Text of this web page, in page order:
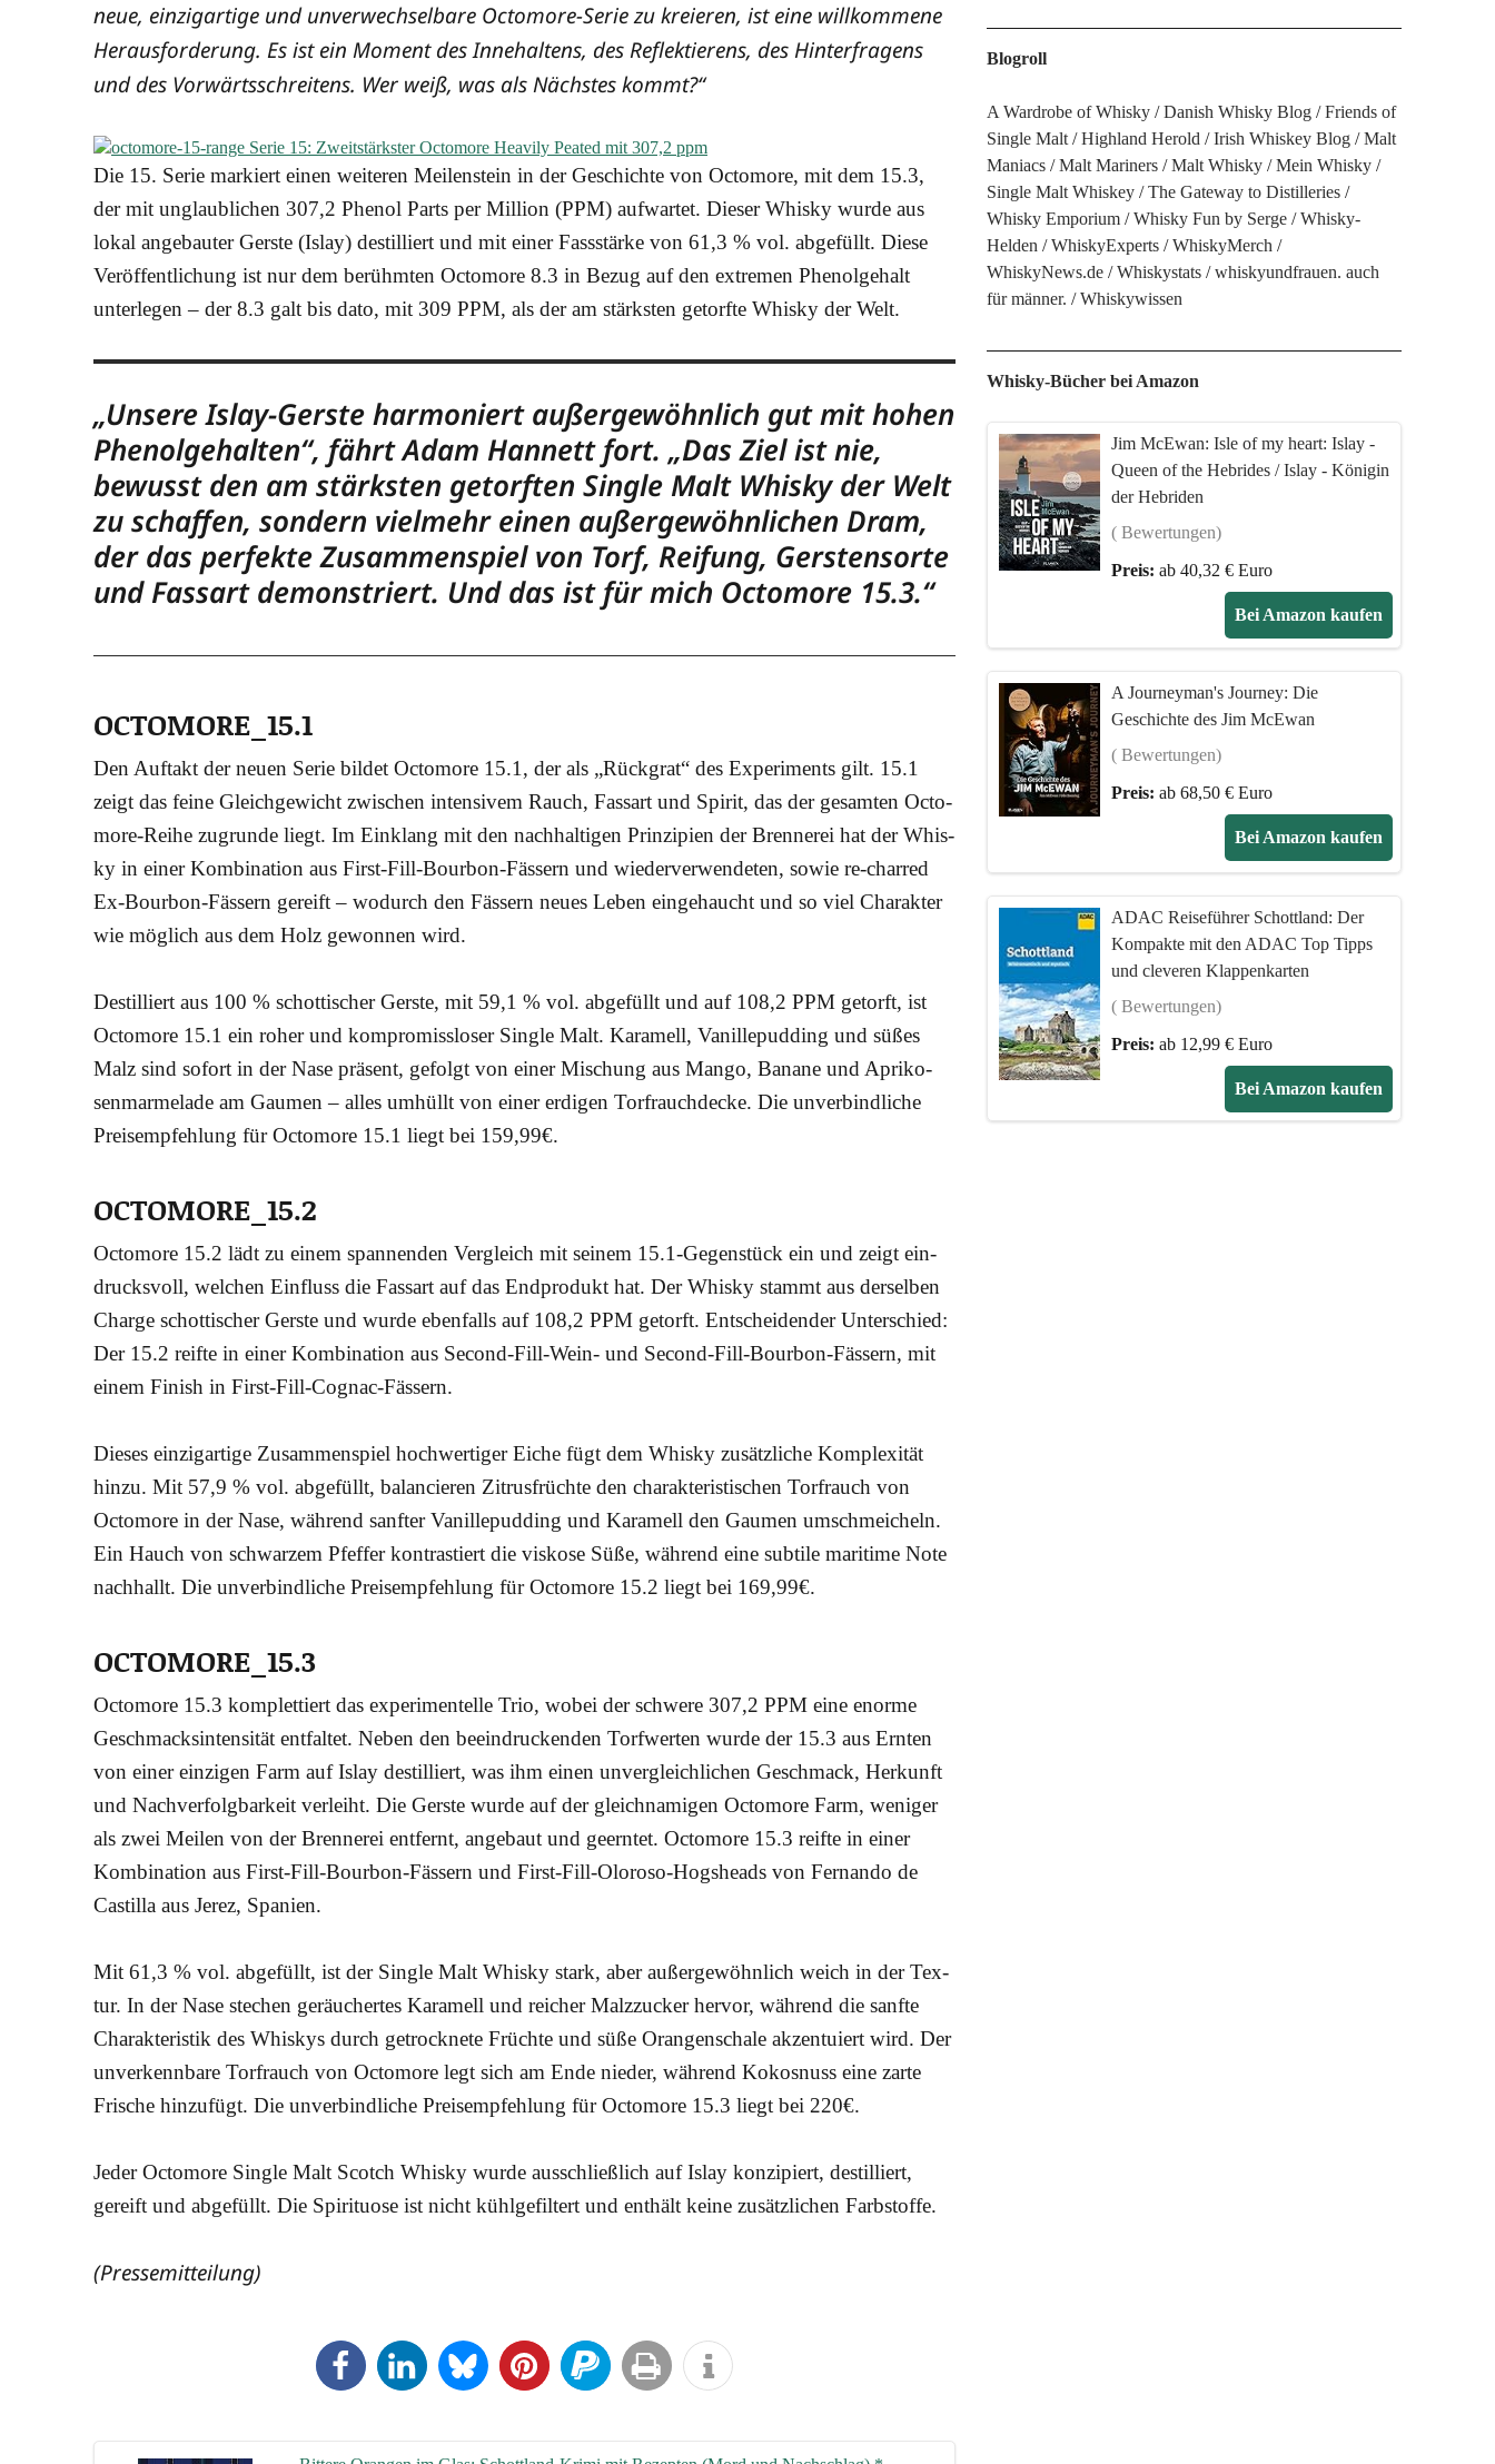
neue, ein­zig­ar­ti­ge und unver­wech­sel­ba­re Octo­mo­re-Serie zu kre­ieren, ist eine will­kom­me­ne
Her­aus­for­de­rung. Es ist ein Moment des Inne­hal­tens, des Reflek­tie­rens, des Hin­ter­fra­gens
und des Vor­wärts­schrei­tens. Wer weiß, was als Nächs­tes kommt?“
Die 15. Serie mar­kiert einen wei­te­ren Mei­len­stein in der Geschich­te von Octo­mo­re, mit dem 15.3,
der mit unglaub­li­chen 307,2 Phe­nol Parts per Mil­li­on (PPM) auf­war­tet. Die­ser Whis­ky wur­de aus
lokal ange­bau­ter Gers­te (Islay) destil­liert und mit einer Fass­stär­ke von 61,3 % vol. abge­füllt. Die­se
Ver­öf­fent­li­chung ist nur dem berühm­ten Octo­mo­re 8.3 in Bezug auf den extre­men Phe­nol­ge­halt
unter­le­gen – der 8.3 galt bis dato, mit 309 PPM, als der am stärks­ten getorf­te Whis­ky der Welt.
„Unse­re Islay-Gers­te har­mo­niert außer­ge­wöhn­lich gut mit hohen
Phe­nol­ge­hal­ten“, fährt Adam Han­nett fort. „Das Ziel ist nie,
bewusst den am stärks­ten getorf­ten Sin­gle Malt Whis­ky der Welt
zu schaf­fen, son­dern viel­mehr einen außer­ge­wöhn­li­chen Dram,
der das per­fek­te Zusam­men­spiel von Torf, Rei­fung, Gers­ten­sor­te
und Fass­art demons­triert. Und das ist für mich Octo­mo­re 15.3.“
OCTOMORE_15.1
Den Auf­takt der neu­en Serie bil­det Octo­mo­re 15.1, der als „Rück­grat“ des Expe­ri­ments gilt. 15.1
zeigt das fei­ne Gleich­ge­wicht zwi­schen inten­si­vem Rauch, Fass­art und Spi­rit, das der gesam­ten Octo­
mo­re-Rei­he zugrun­de liegt. Im Ein­klang mit den nach­hal­ti­gen Prin­zi­pi­en der Bren­ne­rei hat der Whis­
ky in einer Kom­bi­na­ti­on aus First-Fill-Bour­bon-Fäs­sern und wie­der­ver­wen­de­ten, sowie re-char­red
Ex-Bour­bon-Fäs­sern gereift – wodurch den Fäs­sern neu­es Leben ein­ge­haucht und so viel Cha­rak­ter
wie mög­lich aus dem Holz gewon­nen wird.
Destil­liert aus 100 % schot­ti­scher Gers­te, mit 59,1 % vol. abge­füllt und auf 108,2 PPM getorft, ist
Octo­mo­re 15.1 ein roher und kom­pro­miss­lo­ser Sin­gle Malt. Kara­mell, Vanil­le­pud­ding und süßes
Malz sind sofort in der Nase prä­sent, gefolgt von einer Mischung aus Man­go, Bana­ne und Apri­ko­
sen­mar­me­la­de am Gau­men – alles umhüllt von einer erdi­gen Torf­rauch­de­cke. Die unver­bind­li­che
Preis­emp­feh­lung für Octo­mo­re 15.1 liegt bei 159,99€.
OCTOMORE_15.2
Octo­mo­re 15.2 lädt zu einem span­nen­den Ver­gleich mit sei­nem 15.1‑Gegenstück ein und zeigt ein­
drucks­voll, wel­chen Ein­fluss die Fass­art auf das End­pro­dukt hat. Der Whis­ky stammt aus der­sel­ben
Char­ge schot­ti­scher Gers­te und wur­de eben­falls auf 108,2 PPM getorft. Ent­schei­den­der Unter­schied:
Der 15.2 reif­te in einer Kom­bi­na­ti­on aus Second-Fill-Wein- und Second-Fill-Bour­bon-Fäs­sern, mit
einem Finish in First-Fill-Cognac-Fässern.
Die­ses ein­zig­ar­ti­ge Zusam­men­spiel hoch­wer­ti­ger Eiche fügt dem Whis­ky zusätz­li­che Kom­ple­xi­tät
hin­zu. Mit 57,9 % vol. abge­füllt, balan­cie­ren Zitrus­früch­te den cha­rak­te­ris­ti­schen Torf­rauch von
Octo­mo­re in der Nase, wäh­rend sanf­ter Vanil­le­pud­ding und Kara­mell den Gau­men umschmei­cheln.
Ein Hauch von schwar­zem Pfef­fer kon­tras­tiert die vis­ko­se Süße, wäh­rend eine sub­ti­le mari­ti­me Note
nach­hallt. Die unver­bind­li­che Preis­emp­feh­lung für Octo­mo­re 15.2 liegt bei 169,99€.
OCTOMORE_15.3
Octo­mo­re 15.3 kom­plet­tiert das expe­ri­men­tel­le Trio, wobei der schwe­re 307,2 PPM eine enor­me
Geschmacks­in­ten­si­tät ent­fal­tet. Neben den beein­dru­cken­den Torf­wer­ten wur­de der 15.3 aus Ern­ten
von einer ein­zi­gen Farm auf Islay destil­liert, was ihm einen unver­gleich­li­chen Geschmack, Her­kunft
und Nach­ver­folg­bar­keit ver­leiht. Die Gers­te wur­de auf der gleich­na­mi­gen Octo­mo­re Farm, weni­ger
als zwei Mei­len von der Bren­ne­rei ent­fernt, ange­baut und geern­tet. Octo­mo­re 15.3 reif­te in einer
Kom­bi­na­ti­on aus First-Fill-Bour­bon-Fäs­sern und First-Fill-Olo­ro­so-Hogs­heads von Fer­nan­do de
Castil­la aus Jerez, Spanien.
Mit 61,3 % vol. abge­füllt, ist der Sin­gle Malt Whis­ky stark, aber außer­ge­wöhn­lich weich in der Tex­
tur. In der Nase ste­chen geräu­cher­tes Kara­mell und rei­cher Malz­zu­cker her­vor, wäh­rend die sanf­te
Cha­rak­te­ris­tik des Whis­kys durch getrock­ne­te Früch­te und süße Oran­gen­scha­le akzen­tu­iert wird. Der
unver­kenn­ba­re Torf­rauch von Octo­mo­re legt sich am Ende nie­der, wäh­rend Kokos­nuss eine zar­te
Fri­sche hin­zu­fügt. Die unver­bind­li­che Preis­emp­feh­lung für Octo­mo­re 15.3 liegt bei 220€.
Jeder Octo­mo­re Sin­gle Malt Scotch Whis­ky wur­de aus­schließ­lich auf Islay kon­zi­piert, destil­liert,
gereift und abge­füllt. Die Spi­ri­tuo­se ist nicht kühl­ge­fil­tert und ent­hält kei­ne zusätz­li­chen Farbstoffe.
(Pres­se­mit­tei­lung)
Blogroll
A Wardrobe of Whisky Danish Whisky Blog
Friends of
Single Malt
Highland Herold Irish Whiskey Blog
Malt
Maniacs
Malt Mariners Malt Whisky
Mein Whisky
Single Malt Whiskey
The Gateway to Distilleries
Whisky Emporium
Whisky Fun by Serge
Whisky-
Helden
WhiskyExperts
WhiskyMerch
WhiskyNews.de
Whiskystats
whiskyundfrauen. auch
für männer.
Whiskywissen
Whisky-Bücher bei Amazon
Jim McEwan: Isle of my heart: Islay -
Queen of the Hebrides / Islay - Königin
der Hebriden
( Bewertungen)
Preis: ab 40,32 € Euro
Bei Amazon kaufen
A Journeyman's Journey: Die
Geschichte des Jim McEwan
( Bewertungen)
Preis: ab 68,50 € Euro
Bei Amazon kaufen
ADAC Reiseführer Schottland: Der
Kompakte mit den ADAC Top Tipps
und cleveren Klappenkarten
( Bewertungen)
Preis: ab 12,99 € Euro
Bei Amazon kaufen